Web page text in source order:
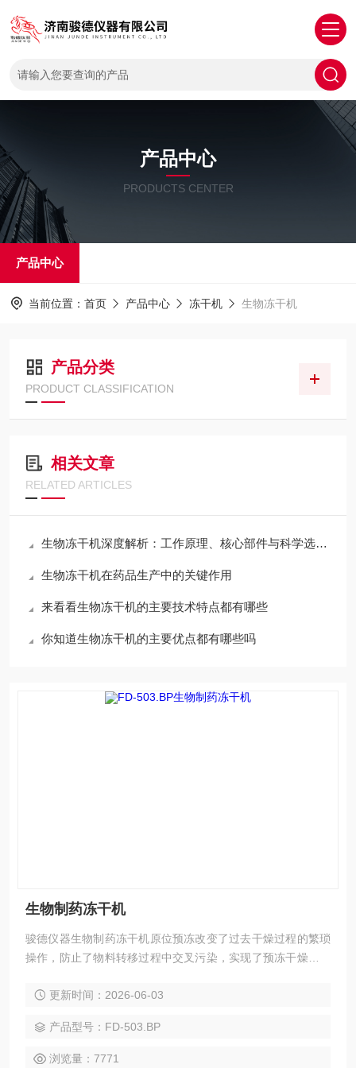
产品中心
PRODUCTS CENTER
产品中心
当前位置： 首页 产品中心 冻干机 生物冻干机
产品分类
PRODUCT CLASSIFICATION
相关文章
RELATED ARTICLES
生物冻干机深度解析：工作原理、核心部件与科学选型指南
生物冻干机在药品生产中的关键作用
来看看生物冻干机的主要技术特点都有哪些
你知道生物冻干机的主要优点都有哪些吗
生物制药冻干机
骏德仪器生物制药冻干机原位预冻改变了过去干燥过程的繁琐
操作，防止了物料转移过程中交叉污染，实现了预冻干燥自动
联网远程操控系统更是为客户提供便利，可以实现无人值守。
更新时间：2026-06-03
产品型号：FD-503.BP
浏览量：7771